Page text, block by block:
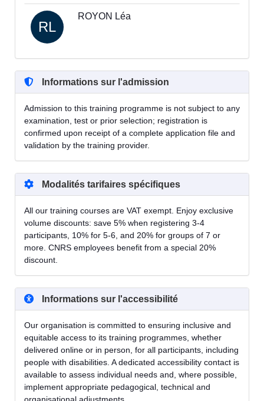
RL
ROYON Léa
Informations sur l'admission
Admission to this training programme is not subject to any
examination, test or prior selection; registration is
confirmed upon receipt of a complete application file and
validation by the training provider.
Modalités tarifaires spécifiques
All our training courses are VAT exempt. Enjoy exclusive
volume discounts: save 5% when registering 3-4
participants, 10% for 5-6, and 20% for groups of 7 or
more. CNRS employees benefit from a special 20%
discount.
Informations sur l'accessibilité
Our organisation is committed to ensuring inclusive and
equitable access to its training programmes, whether
delivered online or in person, for all participants, including
people with disabilities. A dedicated accessibility contact is
available to assess individual needs and, where possible,
implement appropriate pedagogical, technical and